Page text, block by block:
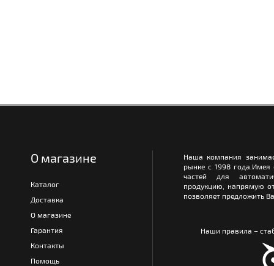
О магазине
Каталог
Доставка
О магазине
Гарантия
Контакты
Помощь
Наша компания
рынке с 1998
частей для
продукцию, напрямую
позволяет предложить
Наши правила –